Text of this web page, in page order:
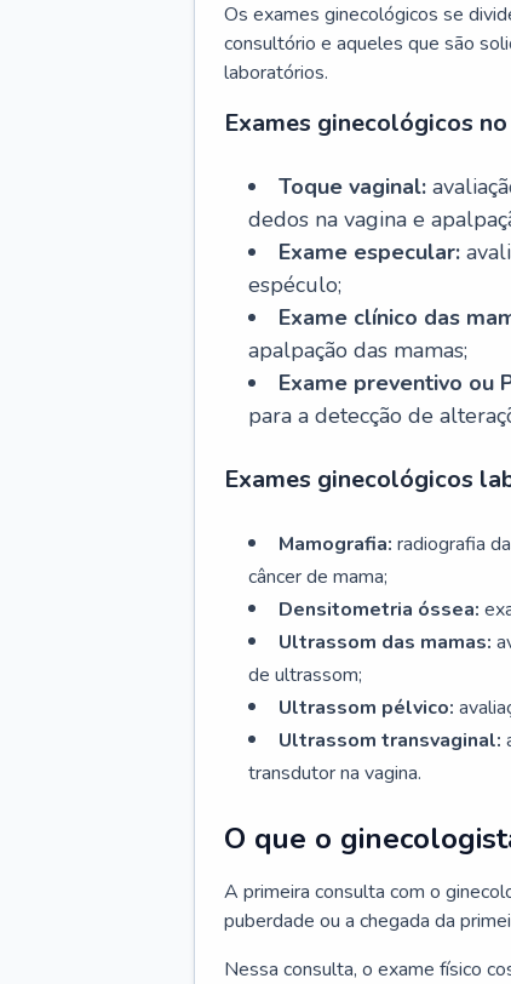
Os exames ginecológicos se
consultório e aqueles que são
laboratórios.
Exames ginecológicos
Toque vaginal:
dedos na vagina e
Exame especular:
espéculo;
Exame clínico das
apalpação das mamas;
Exame preventivo ou
para a detecção de
Exames ginecológicos
Mamografia: radiografia
câncer de mama;
Densitometria óssea:
Ultrassom das mamas:
de ultrassom;
Ultrassom pélvico:
Ultrassom transvaginal:
transdutor na vagina.
O que o
A primeira consulta com o
puberdade ou a chegada da
Nessa consulta, o exame físico